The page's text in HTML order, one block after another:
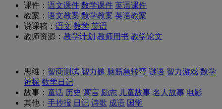
课件： 语文课件 数学课件 英语课件
教案： 语文教案 数学教案 英语教案
说课稿： 语文 数学 英语
教师资源： 教学计划 教师用书 教学论文
思维： 智商测试 智力题 脑筋急转弯 谜语 智力游戏 数学
神探 数学日记
故事： 童话 历史 寓言 励志 儿童故事 名人故事 电影
其他： 手抄报 日记 诗歌 成语 国学